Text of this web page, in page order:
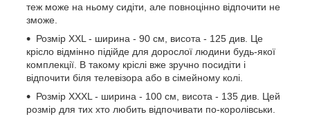
теж може на ньому сидіти, але повноцінно відпочити не
зможе.
Розмір XXL - ширина - 90 см, висота - 125 див. Це
крісло відмінно підійде для дорослої людини будь-якої
комплекції. В такому кріслі вже зручно посидіти і
відпочити біля телевізора або в сімейному колі.
Розмір XXXL - ширина - 100 см, висота - 135 див. Цей
розмір для тих хто любить відпочивати по-королівськи.